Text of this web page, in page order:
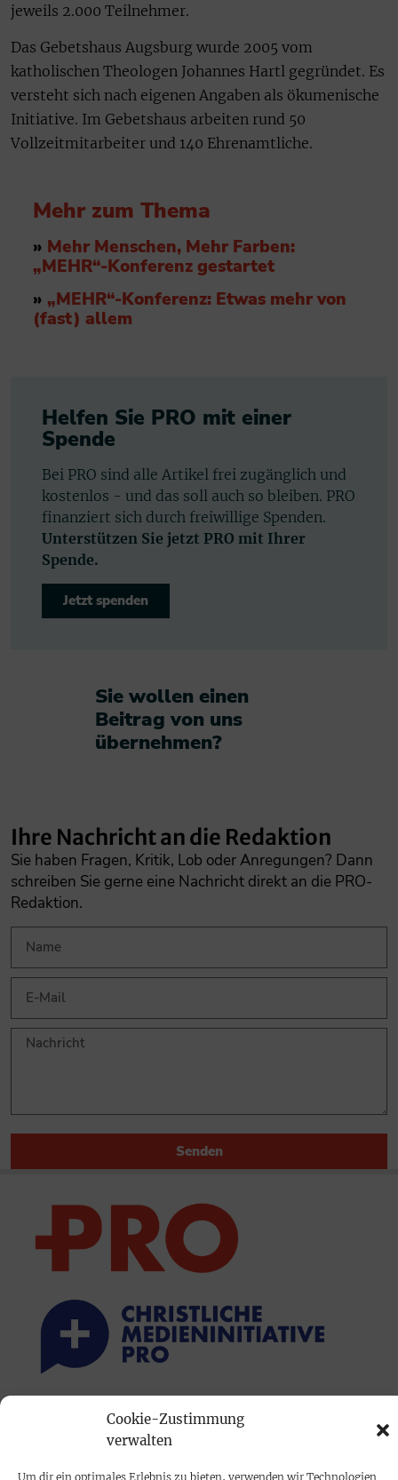
Cookie-Zustimmung
verwalten
Um dir ein optimales Erlebnis zu bieten, verwenden wir Technologien
jeweils 2.000 Teilnehmer.
Das Gebetshaus Augsburg wurde 2005 vom
katholischen Theologen Johannes Hartl gegründet. Es
versteht sich nach eigenen Angaben als ökumenische
Initiative. Im Gebetshaus arbeiten rund 50
Vollzeitmitarbeiter und 140 Ehrenamtliche.
Mehr zum Thema
» Mehr Menschen, Mehr Farben:
„MEHR“-Konferenz gestartet
» „MEHR“-Konferenz: Etwas mehr von
(fast) allem
Helfen Sie PRO mit einer
Spende
Bei PRO sind alle Artikel frei zugänglich und
kostenlos - und das soll auch so bleiben. PRO
finanziert sich durch freiwillige Spenden.
Unterstützen Sie jetzt PRO mit Ihrer
Spende.
Jetzt spenden
Sie wollen einen
Beitrag von uns
übernehmen?​
Ihre Nachricht an die Redaktion
Sie haben Fragen, Kritik, Lob oder Anregungen? Dann
schreiben Sie gerne eine Nachricht direkt an die PRO-
Redaktion.
Senden
PRINTAUSGABE
Mediadaten